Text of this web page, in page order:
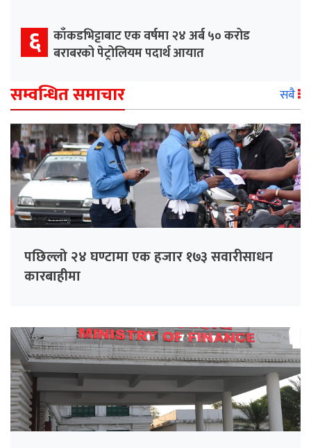
६ काँकडभिट्टाबाट एक वर्षमा २४ अर्ब ५० करोड
बराबरको पेट्रोलियम पदार्थ आयात
सम्वन्धित समाचार सबै
पछिल्लो २४ घण्टामा एक हजार १७३ सवारीसाधन
कारबाहीमा